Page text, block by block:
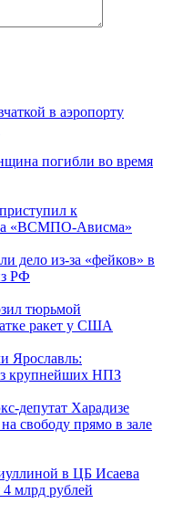
в аэропорту
погибли во время
к
«ВСМПО-Ависма»
дело из-за «фейков» в
РФ
тюрьмой
ракет у США
Ярославль:
крупнейших НПЗ
депутат Харадизе
свободу прямо в зале
в ЦБ Исаева
млрд рублей